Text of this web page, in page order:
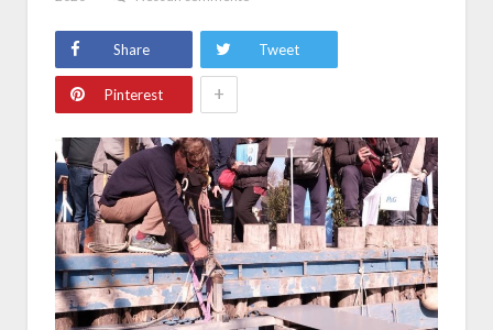
Share Tweet
Pinterest +